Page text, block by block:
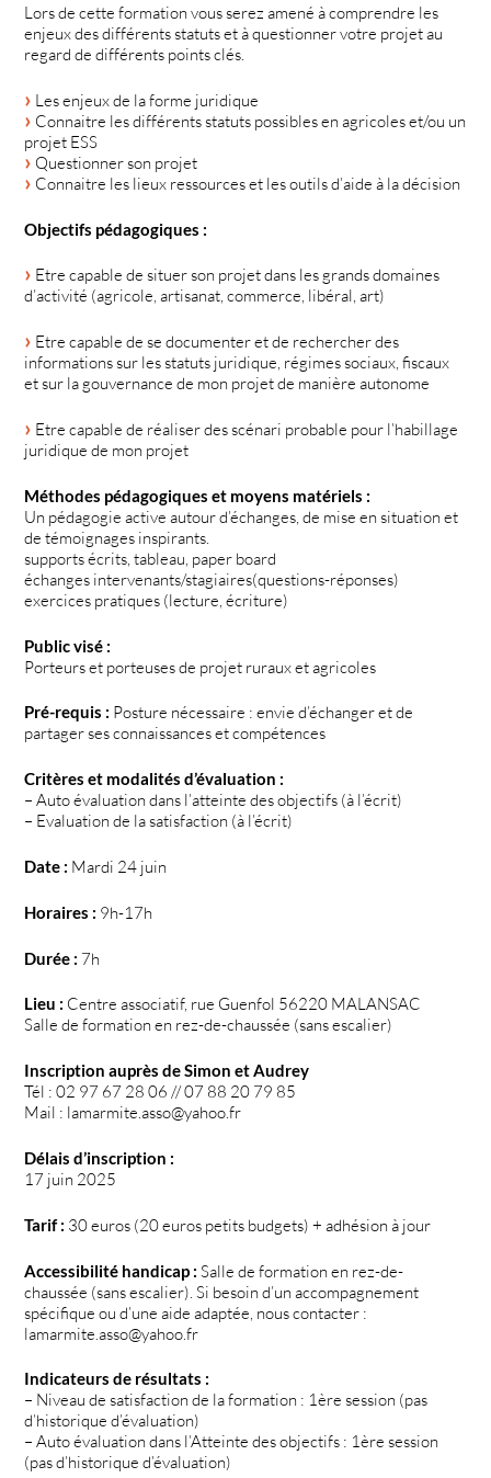
Lors de cette formation vous serez amené à comprendre les
enjeux des différents statuts et à questionner votre projet au
regard de différents points clés.
Les enjeux de la forme juridique
Connaitre les différents statuts possibles en agricoles et/ou un
projet ESS
Questionner son projet
Connaitre les lieux ressources et les outils d’aide à la décision
Objectifs pédagogiques :
Etre capable de situer son projet dans les grands domaines
d’activité (agricole, artisanat, commerce, libéral, art)
Etre capable de se documenter et de rechercher des
informations sur les statuts juridique, régimes sociaux, fiscaux
et sur la gouvernance de mon projet de manière autonome
Etre capable de réaliser des scénari probable pour l’habillage
juridique de mon projet
Méthodes pédagogiques et moyens matériels :
Un pédagogie active autour d’échanges, de mise en situation et
de témoignages inspirants.
supports écrits, tableau, paper board
échanges intervenants/stagiaires(questions-réponses)
exercices pratiques (lecture, écriture)
Public visé :
Porteurs et porteuses de projet ruraux et agricoles
Pré-requis : Posture nécessaire : envie d’échanger et de
partager ses connaissances et compétences
Critères et modalités d’évaluation :
– Auto évaluation dans l’atteinte des objectifs (à l’écrit)
– Evaluation de la satisfaction (à l’écrit)
Date : Mardi 24 juin
Horaires : 9h-17h
Durée : 7h
Lieu : Centre associatif, rue Guenfol 56220 MALANSAC
Salle de formation en rez-de-chaussée (sans escalier)
Inscription auprès de Simon et Audrey
Tél : 02 97 67 28 06 // 07 88 20 79 85
Mail : lamarmite.asso@yahoo.fr
Délais d’inscription :
17 juin 2025
Tarif : 30 euros (20 euros petits budgets) + adhésion à jour
Accessibilité handicap : Salle de formation en rez-de-
chaussée (sans escalier). Si besoin d’un accompagnement
spécifique ou d’une aide adaptée, nous contacter :
lamarmite.asso@yahoo.fr
Indicateurs de résultats :
– Niveau de satisfaction de la formation : 1ère session (pas
d’historique d’évaluation)
– Auto évaluation dans l’Atteinte des objectifs : 1ère session
(pas d’historique d’évaluation)